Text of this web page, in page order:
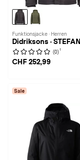
Funktionsjacke · Herren
Didriksons · STEFAN
(0) 1
CHF 252,99
Sale